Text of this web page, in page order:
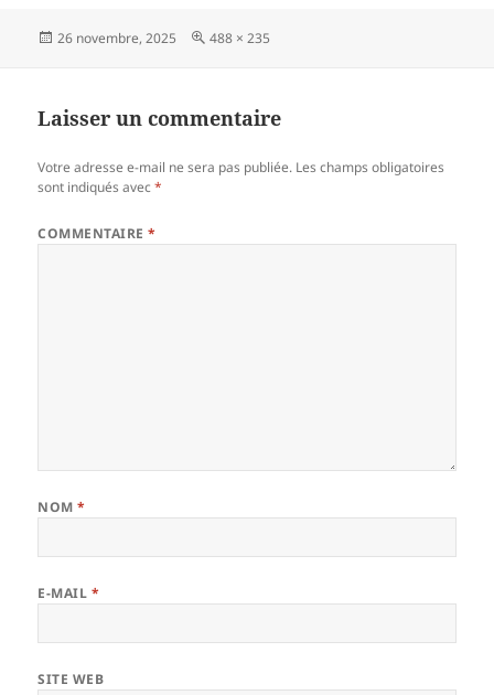
Publié
26 novembre, 2025
Taille
488 × 235
Laisser un commentaire
Votre adresse e-mail ne sera pas publiée. Les champs obligatoires
sont indiqués avec*
COMMENTAIRE*
NOM*
E-MAIL *
SITE WEB